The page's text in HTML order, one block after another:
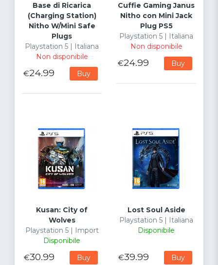
Base di Ricarica
(Charging Station)
Nitho W/Mini Safe
Plugs
Playstation 5 | Italiana
Non disponibile
€24.99 Buy
Cuffie Gaming Janus
Nitho con Mini Jack
Plug PS5
Playstation 5 | Italiana
Non disponibile
€24.99 Buy
Kusan: City of
Wolves
Playstation 5 | Import
Disponibile
€30.99 Buy
Lost Soul Aside
Playstation 5 | Italiana
Disponibile
€39.99 Buy